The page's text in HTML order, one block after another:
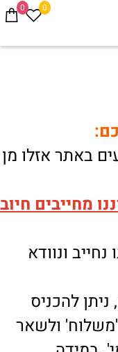
0 0
באתר אזלו מן
מחייבים חיוב
ונוודא
להכניס
ולשאר